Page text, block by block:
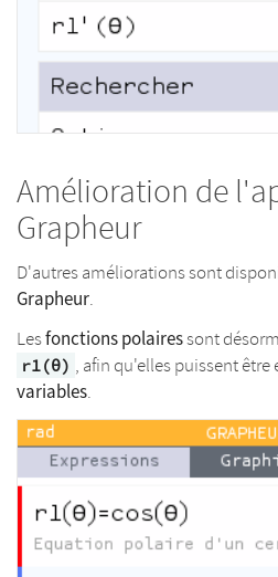
Amélioration de
Grapheur
D'autres améliorations sont
Grapheur.
Lesfonctions polairessont
r1(θ) , afin qu'elles puissent
variables.